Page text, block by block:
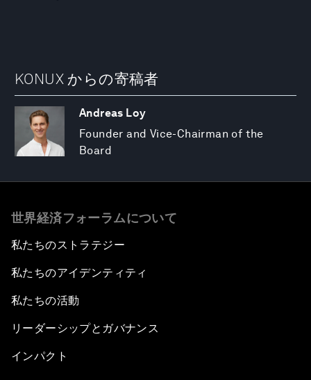
KONUX からの寄稿者
Andreas Loy
Founder and Vice-Chairman of the
Board
世界経済フォーラムについて
私たちのストラテジー
私たちのアイデンティティ
私たちの活動
リーダーシップとガバナンス
インパクト